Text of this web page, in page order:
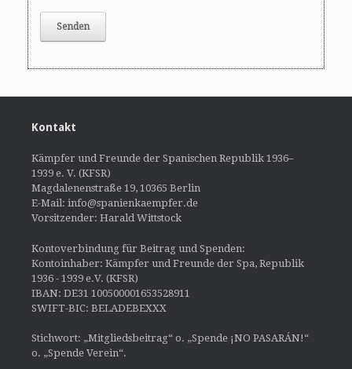
Kontakt
Kämpfer und Freunde der Spanischen Republik 1936–
1939 e. V. (KFSR)
Magdalenenstraße 19, 10365 Berlin
E-Mail: info@spanienkaempfer.de
Vorsitzender: Harald Wittstock
Kontoverbindung für Beitrag und Spenden:
Kontoinhaber: Kämpfer und Freunde der Spa, Republik
1936 - 1939 e.V. (KFSR)
IBAN: DE31 100500001653528911
SWIFT-BIC: BELADEBEXXX
Stichwort: „Mitgliedsbeitrag“ o. „Spende ¡NO PASARÁN!“
o. „Spende Verein“.